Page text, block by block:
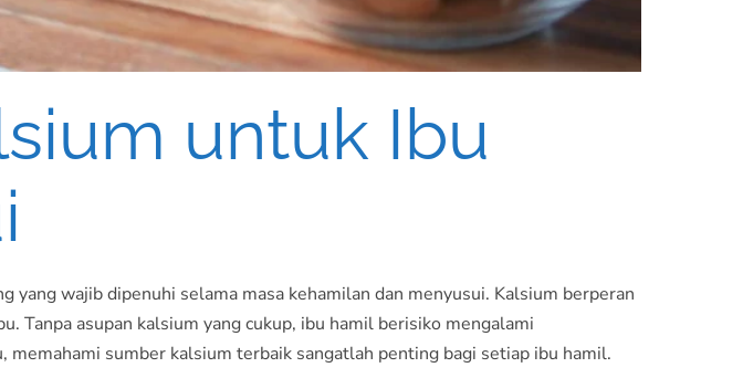
untuk Ibu
wajib dipenuhi selama masa kehamilan dan menyusui. Kalsium berperan
Tanpa asupan kalsium yang cukup, ibu hamil berisiko mengalami
sumber kalsium terbaik sangatlah penting bagi setiap ibu hamil.